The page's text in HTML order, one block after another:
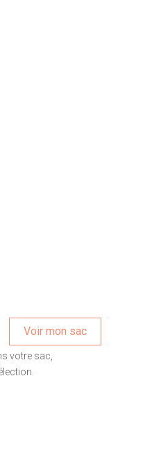
Voir mon sac
votre sac,